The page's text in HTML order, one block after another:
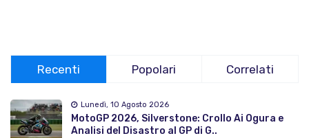
Recenti Popolari Correlati
Lunedì, 10 Agosto 2026
MotoGP 2026, Silverstone: Crollo Ai Ogura e
Analisi del Disastro al GP di G..